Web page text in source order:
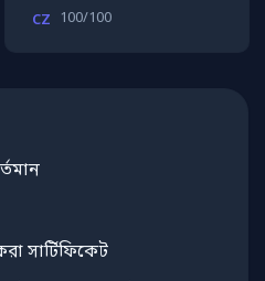
CZ 100/100
সার্টিফিকেট